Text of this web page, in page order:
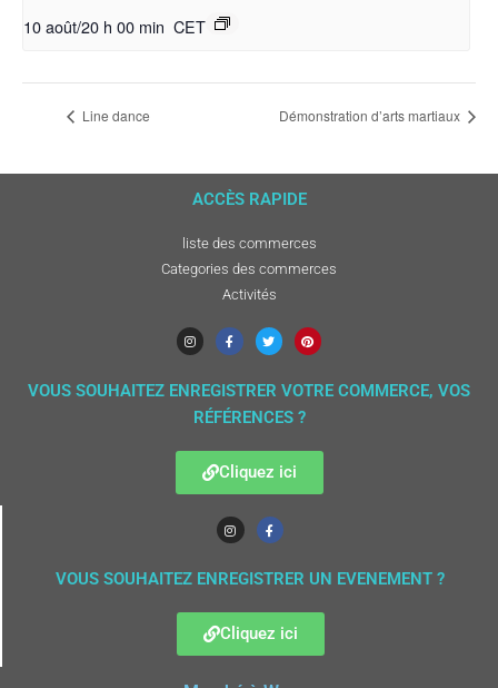
10 août/20 h 00 min CET
Line dance Démonstration d’arts martiaux
ACCÈS RAPIDE
liste des commerces
Categories des commerces
Activités
VOUS SOUHAITEZ ENREGISTRER VOTRE COMMERCE, VOS
RÉFÉRENCES ?
Cliquez ici
VOUS SOUHAITEZ ENREGISTRER UN EVENEMENT ?
Cliquez ici